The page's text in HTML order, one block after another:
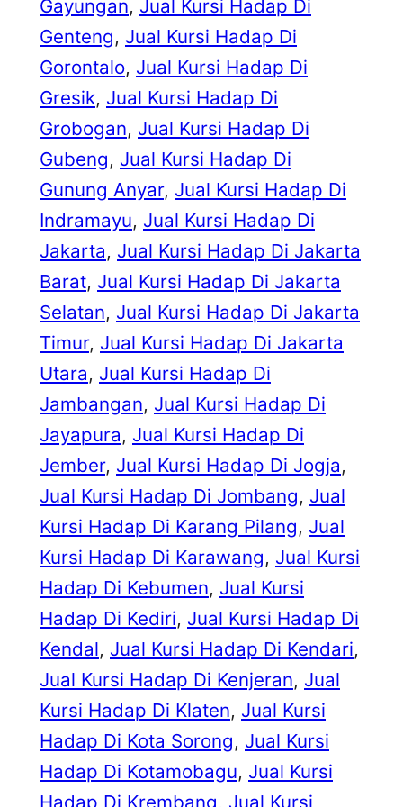
Gayungan, Jual Kursi Hadap Di
Genteng, Jual Kursi Hadap Di
Gorontalo, Jual Kursi Hadap Di
Gresik, Jual Kursi Hadap Di
Grobogan, Jual Kursi Hadap Di
Gubeng, Jual Kursi Hadap Di
Gunung Anyar, Jual Kursi Hadap Di
Indramayu, Jual Kursi Hadap Di
Jakarta, Jual Kursi Hadap Di Jakarta
Barat, Jual Kursi Hadap Di Jakarta
Selatan, Jual Kursi Hadap Di Jakarta
Timur, Jual Kursi Hadap Di Jakarta
Utara, Jual Kursi Hadap Di
Jambangan, Jual Kursi Hadap Di
Jayapura, Jual Kursi Hadap Di
Jember, Jual Kursi Hadap Di Jogja
Jual Kursi Hadap Di Jombang, Jual
Kursi Hadap Di Karang Pilang, Jual
Kursi Hadap Di Karawang, Jual Kursi
Hadap Di Kebumen, Jual Kursi
Hadap Di Kediri, Jual Kursi Hadap Di
Kendal, Jual Kursi Hadap Di Kendari
Jual Kursi Hadap Di Kenjeran, Jual
Kursi Hadap Di Klaten, Jual Kursi
Hadap Di Kota Sorong, Jual Kursi
Hadap Di Kotamobagu, Jual Kursi
Hadap Di Krembang Jual Kursi